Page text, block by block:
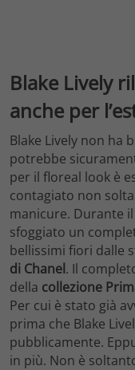
Blake Lively
anche per
Blake Lively non ha
potrebbe
per il floreal look è
contagiato non
manicure. Durante il
sfoggiato un
bellissimi fiori dalle
di Chanel. Il
della collezione
Per cui è stato già
prima che Blake
pubblicamente.
in più. Non è